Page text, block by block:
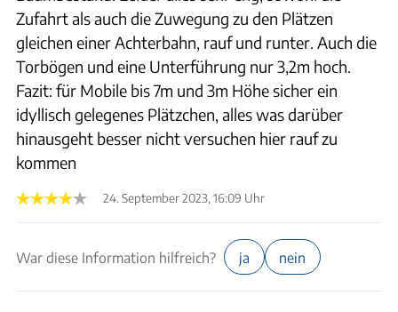
Zufahrt als auch die Zuwegung zu den Plätzen
gleichen einer Achterbahn, rauf und runter. Auch die
Torbögen und eine Unterführung nur 3,2m hoch.
Fazit: für Mobile bis 7m und 3m Höhe sicher ein
idyllisch gelegenes Plätzchen, alles was darüber
hinausgeht besser nicht versuchen hier rauf zu
kommen
24. September 2023, 16:09 Uhr
War diese Information hilfreich? ja nein